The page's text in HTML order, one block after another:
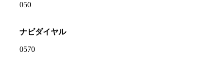
050
ナビダイヤル
0570